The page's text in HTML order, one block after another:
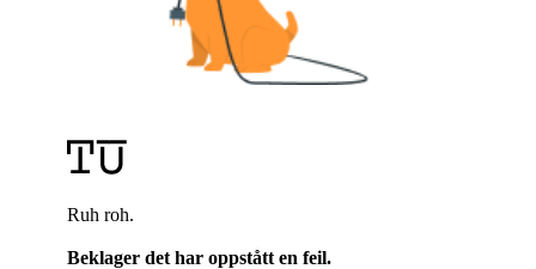
Ruh roh.
Beklager det har oppstått en feil.